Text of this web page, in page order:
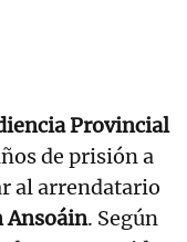
Provincial
de prisión a
al arrendatario
Ansoáin. Según